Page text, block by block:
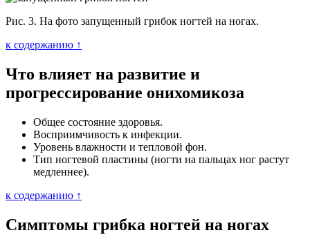
Рис. 3. На фото запущенный грибок ногтей на ногах.
к содержанию ↑
Что влияет на развитие и
прогрессирование онихомикоза
Общее состояние здоровья.
Восприимчивость к инфекции.
Уровень влажности и тепловой фон.
Тип ногтевой пластины (ногти на пальцах ног растут
медленнее).
к содержанию ↑
Симптомы грибка ногтей на ногах